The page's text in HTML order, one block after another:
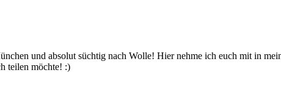
und absolut süchtig nach Wolle! Hier nehme ich euch mit in
teilen möchte! :)